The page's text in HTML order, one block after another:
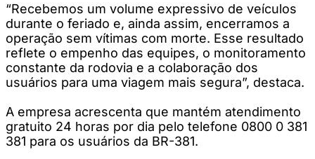
“Recebemos um volume expressivo de veículos
durante o feriado e, ainda assim, encerramos a
operação sem vítimas com morte. Esse resultado
reflete o empenho das equipes, o monitoramento
constante da rodovia e a colaboração dos
usuários para uma viagem mais segura”, destaca.
A empresa acrescenta que mantém atendimento
gratuito 24 horas por dia pelo telefone 0800 0 381
381 para os usuários da BR-381.